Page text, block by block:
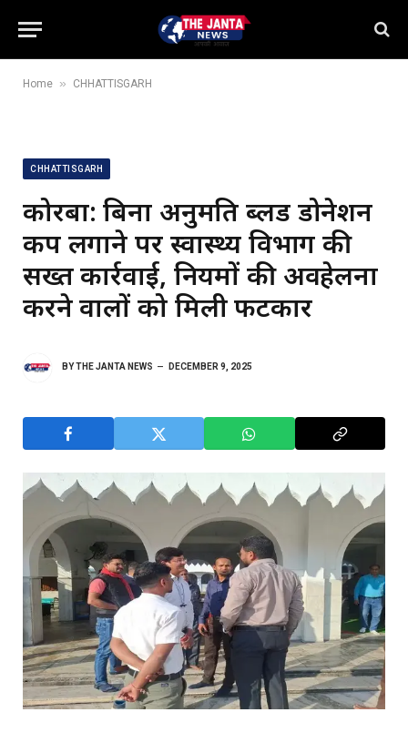
Home » CHHATTISGARH
CHHATTISGARH
कोरबा: बिना अनुमति ब्लड डोनेशन
कैंप लगाने पर स्वास्थ्य विभाग की
सख्त कार्रवाई, नियमों की अवहेलना
करने वालों को मिली फटकार
BYTHE JANTA NEWS DECEMBER 9, 2025